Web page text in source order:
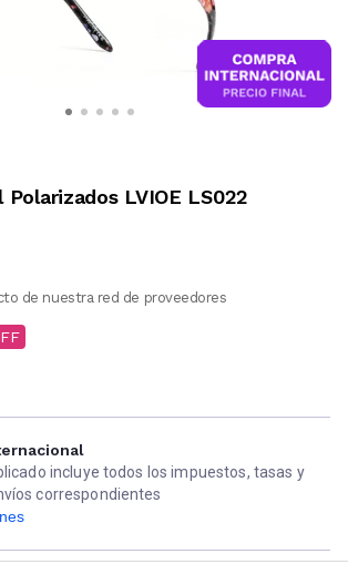
Polarizados LVIOE LS022
de nuestra red de proveedores
incluye todos los impuestos, tasas y
correspondientes